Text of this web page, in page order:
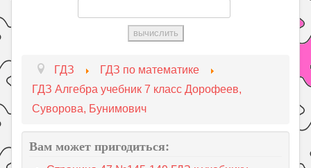
ГДЗ
ГДЗ по математике
ГДЗ Алгебра учебник 7 класс Дорофеев,
Суворова, Бунимович
Вам может пригодиться: